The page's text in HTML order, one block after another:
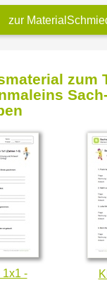
zur
zum
1x1 -